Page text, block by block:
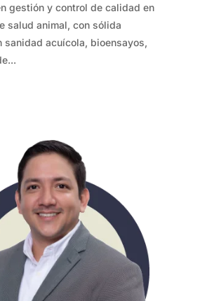
gestión y control de calidad en
salud animal, con sólida
sanidad acuícola, bioensayos,